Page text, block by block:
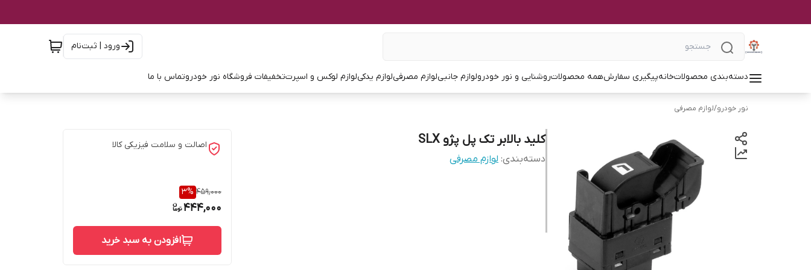
ورود | ثبت‌نام
دسته‌بندی محصولاتخانهپیگیری سفارشهمه محصولاتروشنایی و نور خودرولوازم جانبیلوازم مصرفیلوازم یدکیلوازم لوکس و اسپرتتخفیفات فروشگاه نور خودروتماس با ما
نور خودرو/لوازم مصرفی
کلید بالابر تک پل پژو SLX
دسته‌بندی: لوازم مصرفی
اصالت و سلامت فیزیکی کالا
459,000
3%
444,000
افزودن به سبد خرید